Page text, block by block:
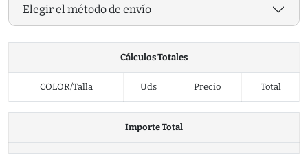
Elegir el método de envío
Cálculos Totales
COLOR/Talla Uds Precio Total
Importe Total